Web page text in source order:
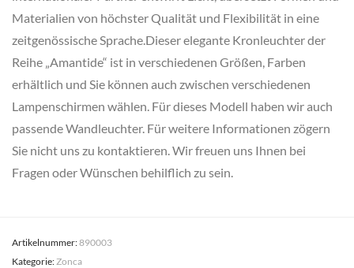
Materialien von höchster Qualität und Flexibilität in eine
zeitgenössische Sprache.Dieser elegante Kronleuchter der
Reihe „Amantide“ ist in verschiedenen Größen, Farben
erhältlich und Sie können auch zwischen verschiedenen
Lampenschirmen wählen. Für dieses Modell haben wir auch
passende Wandleuchter. Für weitere Informationen zögern
Sie nicht uns zu kontaktieren. Wir freuen uns Ihnen bei
Fragen oder Wünschen behilflich zu sein.
Artikelnummer:890003
Kategorie:Zonca